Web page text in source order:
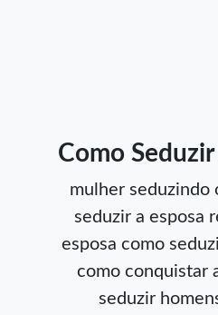
Como
mulher seduzindo
seduzir a esposa
esposa como
como conquistar
seduzir